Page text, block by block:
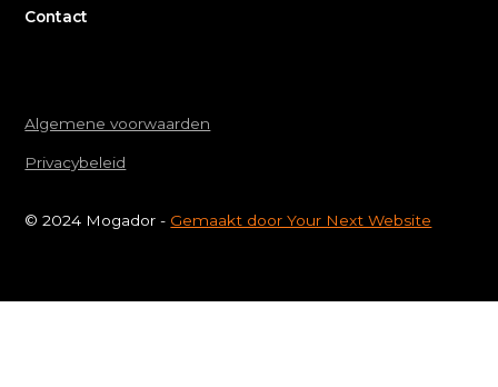
Contact
© 2024 Mogador - Gemaakt door Your Next Website
Algemene voorwaarden
Privacybeleid